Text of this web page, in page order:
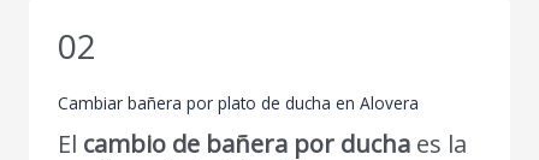
02
Cambiar bañera por plato de ducha en Alovera
El cambio de bañera por ducha es la